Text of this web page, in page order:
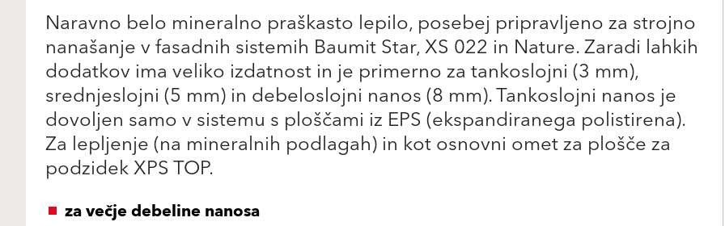
Naravno belo mineralno praškasto lepilo, posebej pripravljeno za strojno
nanašanje v fasadnih sistemih Baumit Star, XS 022 in Nature. Zaradi lahkih
dodatkov ima veliko izdatnost in je primerno za tankoslojni (3 mm),
srednjeslojni (5 mm) in debeloslojni nanos (8 mm). Tankoslojni nanos je
dovoljen samo v sistemu s ploščami iz EPS (ekspandiranega polistirena).
Za lepljenje (na mineralnih podlagah) in kot osnovni omet za plošče za
podzidek XPS TOP.
za večje debeline nanosa